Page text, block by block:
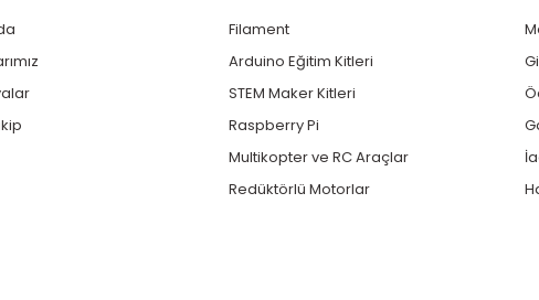
Filament
Arduino Eğitim Kitleri
STEM Maker Kitleri
Raspberry Pi
Multikopter ve RC Araçlar
Redüktörlü Motorlar